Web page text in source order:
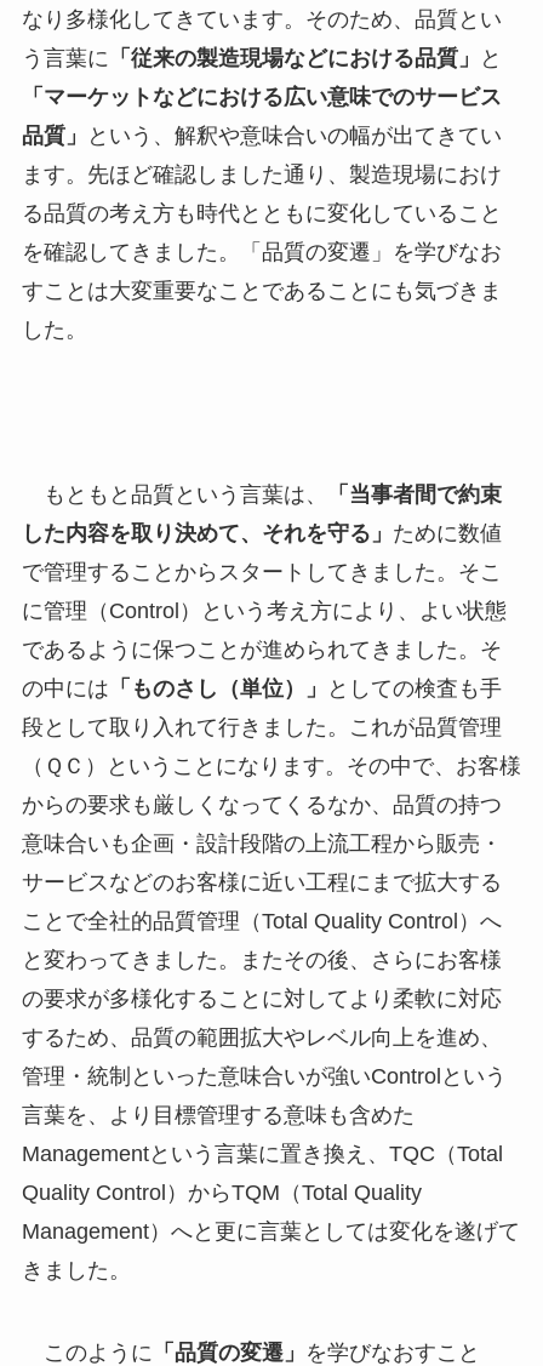
なり多様化してきています。そのため、品質とい
う言葉に 「従来の製造現場などにおける品質」
と
「マーケットなどにおける広い意味でのサービス
品質」
という、解釈や意味合いの幅が出てきてい
ます。先ほど確認しました通り、製造現場におけ
る品質の考え方も時代とともに変化していること
を確認してきました。「品質の変遷」を学びなお
すことは大変重要なことであることにも気づきま
した。
もともと品質という言葉は、
「当事者間で約束
した内容を取り決めて、それを守る」 ために数値
で管理することからスタートしてきました。そこ
に管理（Control）という考え方により、よい状態
であるように保つことが進められてきました。そ
の中には 「ものさし（単位）」
としての検査も手
段として取り入れて行きました。これが品質管理
（ＱＣ）ということになります。その中で、お客様
からの要求も厳しくなってくるなか、品質の持つ
意味合いも企画・設計段階の上流工程から販売・
サービスなどのお客様に近い工程にまで拡大する
ことで全社的品質管理（Total Quality Control）へ
と変わってきました。またその後、さらにお客様
の要求が多様化することに対してより柔軟に対応
するため、品質の範囲拡大やレベル向上を進め、
管理・統制といった意味合いが強いControlという
言葉を、より目標管理する意味も含めた
Managementという言葉に置き換え、TQC（Total
Quality Control）からTQM（Total Quality
Management）へと更に言葉としては変化を遂げて
きました。
このように 「品質の変遷」 を学びなおすこと